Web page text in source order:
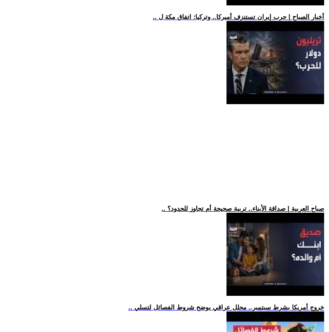
.. أخبار الصباح | حرب إيران تستنزف أميركا.. وتركيا: اتفاق مكة ل
.. صباح العربية | صداقة الأبناء.. تربية صحيحة أم تجاوز للحدود؟
.. خروج أمريكا بشرط سبتمبر.. محلل عراقي يوضح شروط الفصائل لتسلي